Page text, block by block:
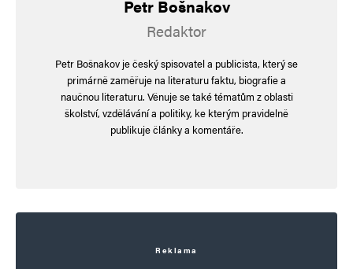
Webová stránka
Informujte mě o nových komentářích e-mailem.
Petr Bošnakov
Redaktor
Petr Bošnakov je český spisovatel a publicista, který se
primárně zaměřuje na literaturu faktu, biografie a
naučnou literaturu. Věnuje se také tématům z oblasti
školství, vzdělávání a politiky, ke kterým pravidelně
publikuje články a komentáře.
Reklama